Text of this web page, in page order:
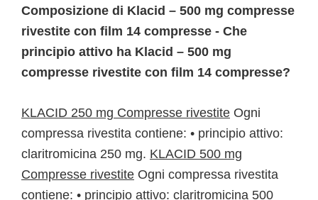
Composizione di Klacid – 500 mg compresse
rivestite con film 14 compresse - Che
principio attivo ha Klacid – 500 mg
compresse rivestite con film 14 compresse?
KLACID 250 mg Compresse rivestite Ogni
compressa rivestita contiene: • principio attivo:
claritromicina 250 mg. KLACID 500 mg
Compresse rivestite Ogni compressa rivestita
contiene: • principio attivo: claritromicina 500